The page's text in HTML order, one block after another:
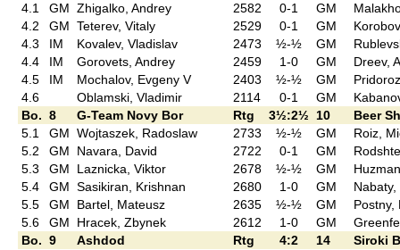
4.1
GM Zhigalko, Andrey 2582 0-1 GM
4.2
GM Teterev, Vitaly 2529 0-1 GM
4.3
IM Kovalev, Vladislav 2473 ½-½ GM
4.4
IM Gorovets, Andrey 2459 1-0 GM
Dreev,
4.5
IM Mochalov, Evgeny V 2403 ½-½ GM
4.6
Oblamski, Vladimir 2114 0-1 GM
Bo. 8 G-Team Novy Bor Rtg 3½:2½ 10
Beer
5.1
GM Wojtaszek, Radoslaw 2733 ½-½ GM
Roiz,
5.2
GM Navara, David 2722 0-1 GM
5.3
GM Laznicka, Viktor 2678 ½-½ GM
5.4
GM Sasikiran, Krishnan 2680 1-0 GM
Nabaty,
5.5
GM Bartel, Mateusz 2635 ½-½ GM
Postny,
5.6
GM Hracek, Zbynek 2612 1-0 GM
Bo. 9 Ashdod Rtg 4:2 14
Siroki